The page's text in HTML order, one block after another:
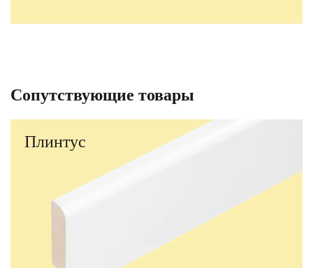
Сопутствующие товары
Плинтус